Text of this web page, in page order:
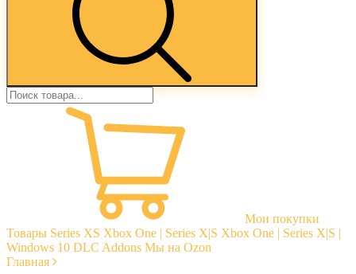
Мои покупки
Товары Series XS Xbox One | Series X|S Xbox One | Series X|S |
Windows 10 DLC Addons Мы на Ozon
Главная